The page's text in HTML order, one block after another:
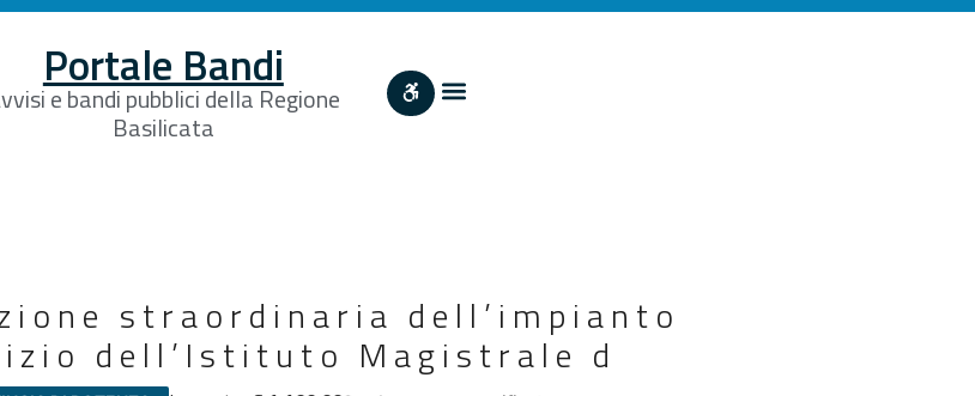
Portale Bandi
e bandi pubblici della Regione
Basilicata
straordinaria dell’impianto
dell’Istituto Magistrale d